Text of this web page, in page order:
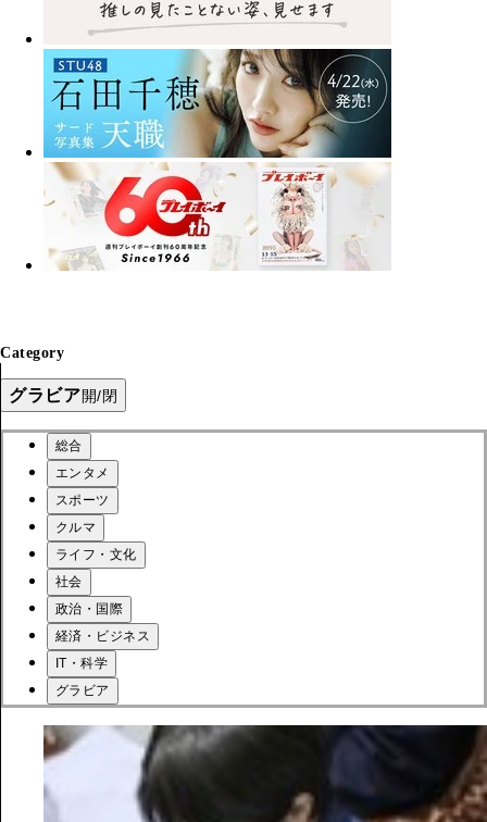
Category
グラビア開/閉
総合
エンタメ
スポーツ
クルマ
ライフ・文化
社会
政治・国際
経済・ビジネス
IT・科学
グラビア